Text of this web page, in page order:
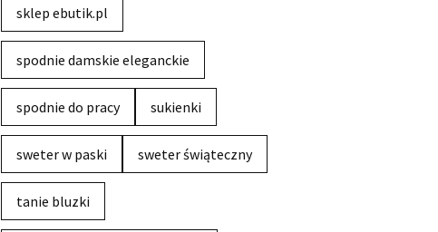
sklep ebutik.pl
spodnie damskie eleganckie
spodnie do pracy sukienki
sweter w paski sweter świąteczny
tanie bluzki